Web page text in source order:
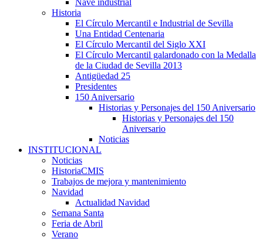
Nave industrial
Historia
El Círculo Mercantil e Industrial de Sevilla
Una Entidad Centenaria
El Círculo Mercantil del Siglo XXI
El Círculo Mercantil galardonado con la Medalla
de la Ciudad de Sevilla 2013
Antigüedad 25
Presidentes
150 Aniversario
Historias y Personajes del 150 Aniversario
Historias y Personajes del 150
Aniversario
Noticias
INSTITUCIONAL
Noticias
HistoriaCMIS
Trabajos de mejora y mantenimiento
Navidad
Actualidad Navidad
Semana Santa
Feria de Abril
Verano